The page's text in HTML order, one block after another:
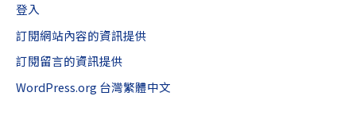
登入
訂閱網站內容的資訊提供
訂閱留言的資訊提供
WordPress.org 台灣繁體中文